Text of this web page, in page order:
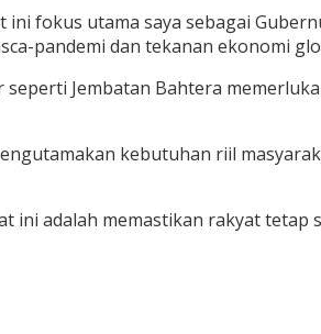
fokus utama saya sebagai
pandemi dan tekanan ekonomi
Jembatan Bahtera
kebutuhan riil
ini adalah memastikan rakyat